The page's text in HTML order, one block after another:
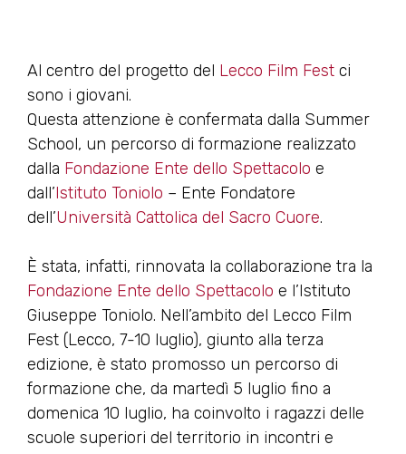
Al centro del progetto del Lecco Film Fest ci
sono i giovani.
Questa attenzione è confermata dalla Summer
School, un percorso di formazione realizzato
dalla Fondazione Ente dello Spettacolo e
dall’Istituto Toniolo – Ente Fondatore
dell’Università Cattolica del Sacro Cuore.
È stata, infatti, rinnovata la collaborazione tra la
Fondazione Ente dello Spettacolo e l’Istituto
Giuseppe Toniolo. Nell’ambito del Lecco Film
Fest (Lecco, 7-10 luglio), giunto alla terza
edizione, è stato promosso un percorso di
formazione che, da martedì 5 luglio fino a
domenica 10 luglio, ha coinvolto i ragazzi delle
scuole superiori del territorio in incontri e